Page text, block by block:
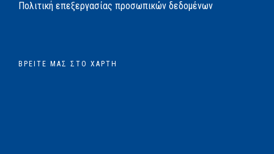
Πολιτική επεξεργασίας προσωπικών δεδομένων
ΒΡΕΊΤΕ ΜΑΣ ΣΤΟ ΧΆΡΤΗ